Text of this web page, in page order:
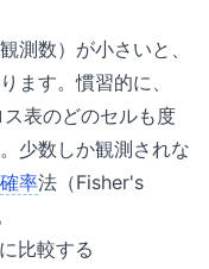
測数）が小さいと、
ます。慣習的に、
表のどのセルも度
少数しか観測されな
確率法（Fisher's
比較する